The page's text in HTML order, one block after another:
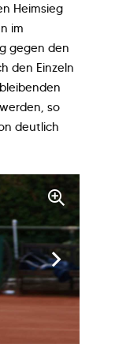
Heimsieg
im
gegen den
den Einzeln
so
deutlich